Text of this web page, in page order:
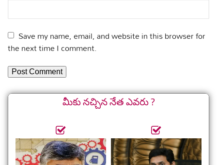
Save my name, email, and website in this browser for
the next time I comment.
మీకు నచ్చిన నేత ఎవరు ?